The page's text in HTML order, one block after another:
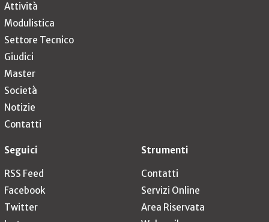
Attività
Modulistica
Settore Tecnico
Giudici
Master
Società
Notizie
Contatti
Seguici
RSS Feed
Facebook
Twitter
Strumenti
Contatti
Servizi Online
Area Riservata